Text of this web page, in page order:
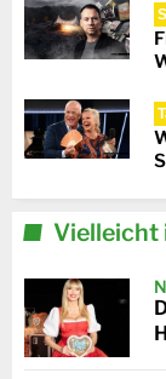
Vielleicht